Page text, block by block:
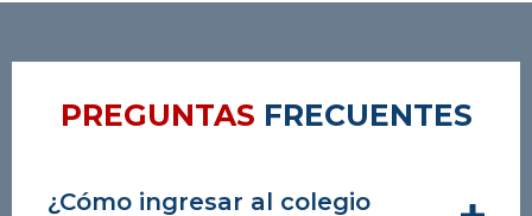
PREGUNTAS FRECUENTES
¿Cómo ingresar al colegio